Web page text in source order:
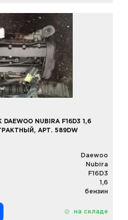
NUBIRA F16D3 1,6
АРТ. 589DW
Daewoo
Nubira
F16D3
1,6
бензин
на складе